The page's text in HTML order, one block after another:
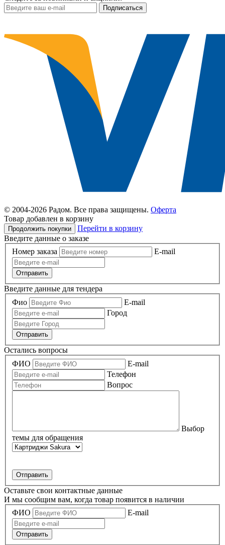
© 2004-2026 Радом. Все права защищены. Оферта
Товар добавлен в корзину
Продолжить покупки
Перейти в корзину
Введите данные о заказе
Номер заказа
E-mail
Отправить
Введите данные для тендера
Фио
E-mail
Город
Отправить
Остались вопросы
ФИО
E-mail
Телефон
Вопрос
Выбор
темы для обращения
Оставьте свои контактные данные
И мы сообщим вам, когда товар появится в наличии
ФИО
E-mail